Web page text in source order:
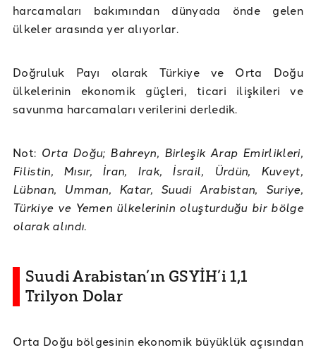
harcamaları bakımından dünyada önde gelen
ülkeler arasında yer alıyorlar.
Doğruluk Payı olarak Türkiye ve Orta Doğu
ülkelerinin ekonomik güçleri, ticari ilişkileri ve
savunma harcamaları verilerini derledik.
Not: Orta Doğu; Bahreyn, Birleşik Arap Emirlikleri,
Filistin, Mısır, İran, Irak, İsrail, Ürdün, Kuveyt,
Lübnan, Umman, Katar, Suudi Arabistan, Suriye,
Türkiye ve Yemen ülkelerinin oluşturduğu bir bölge
olarak alındı.
Suudi Arabistan’ın GSYİH’i 1,1
Trilyon Dolar
Orta Doğu bölgesinin ekonomik büyüklük açısından